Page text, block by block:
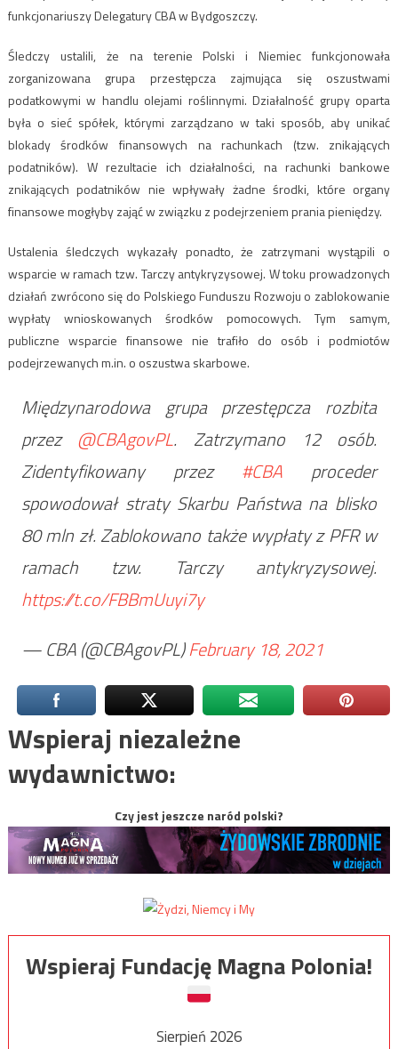
funkcjonariuszy Delegatury CBA w Bydgoszczy.
Śledczy ustalili, że na terenie Polski i Niemiec funkcjonowała
zorganizowana grupa przestępcza zajmująca się oszustwami
podatkowymi w handlu olejami roślinnymi. Działalność grupy oparta
była o sieć spółek, którymi zarządzano w taki sposób, aby unikać
blokady środków finansowych na rachunkach (tzw. znikających
podatników). W rezultacie ich działalności, na rachunki bankowe
znikających podatników nie wpływały żadne środki, które organy
finansowe mogłyby zająć w związku z podejrzeniem prania pieniędzy.
Ustalenia śledczych wykazały ponadto, że zatrzymani wystąpili o
wsparcie w ramach tzw. Tarczy antykryzysowej. W toku prowadzonych
działań zwrócono się do Polskiego Funduszu Rozwoju o zablokowanie
wypłaty wnioskowanych środków pomocowych. Tym samym,
publiczne wsparcie finansowe nie trafiło do osób i podmiotów
podejrzewanych m.in. o oszustwa skarbowe.
Międzynarodowa grupa przestępcza rozbita
przez @CBAgovPL. Zatrzymano 12 osób.
Zidentyfikowany przez #CBA proceder
spowodował straty Skarbu Państwa na blisko
80 mln zł. Zablokowano także wypłaty z PFR w
ramach tzw. Tarczy antykryzysowej.
https://t.co/FBBmUuyi7y
— CBA (@CBAgovPL)February 18, 2021
Wspieraj niezależne
wydawnictwo:
Czy jest jeszcze naród polski?
Wspieraj Fundację Magna Polonia!
Sierpień 2026